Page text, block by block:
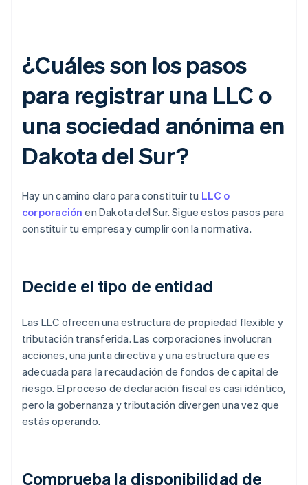
¿Cuáles son los pasos
para registrar una LLC o
una sociedad anónima en
Dakota del Sur?
Hay un camino claro para constituir tu LLC o
corporación en Dakota del Sur. Sigue estos pasos para
constituir tu empresa y cumplir con la normativa.
Decide el tipo de entidad
Las LLC ofrecen una estructura de propiedad flexible y
tributación transferida. Las corporaciones involucran
acciones, una junta directiva y una estructura que es
adecuada para la recaudación de fondos de capital de
riesgo. El proceso de declaración fiscal es casi idéntico,
pero la gobernanza y tributación divergen una vez que
estás operando.
Comprueba la disponibilidad de